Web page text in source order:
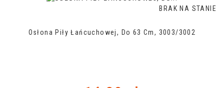
BRAK NA STANIE
Osłona Piły Łańcuchowej, Do 63 Cm, 3003/3002